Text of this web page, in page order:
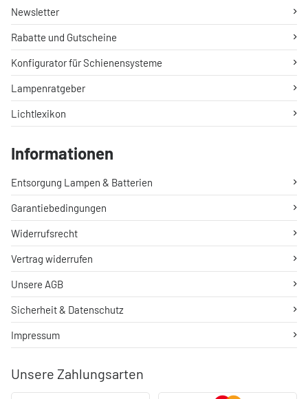
Unsere Zahlungsarten
Newsletter
Rabatte und Gutscheine
Konfigurator für Schienensysteme
Lampenratgeber
Lichtlexikon
Informationen
Entsorgung Lampen & Batterien
Garantiebedingungen
Widerrufsrecht
Vertrag widerrufen
Unsere AGB
Sicherheit & Datenschutz
Impressum